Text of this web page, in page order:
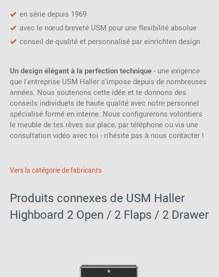
en série depuis 1969
avec le nœud breveté USM pour une flexibilité absolue
conseil de qualité et personnalisé par einrichten design
Un design élégant à la perfection technique- une exigence
que l'entreprise USM Haller s'impose depuis de nombreuses
années. Nous soutenons cette idée et te donnons des
conseils individuels de haute qualité avec notre personnel
spécialisé formé en interne. Nous configurerons volontiers
le meuble de tes rêves sur place, par téléphone ou via une
consultation vidéo avec toi - n'hésite pas à nous contacter !
Vers la catégorie de fabricants
Produits connexes de USM Haller
Highboard 2 Open / 2 Flaps / 2 Drawer